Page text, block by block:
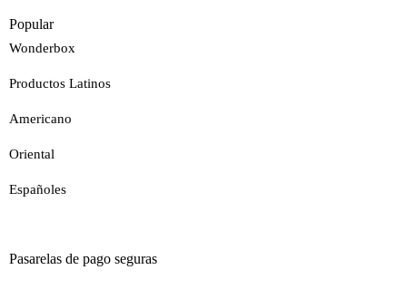
Popular
Wonderbox
Productos Latinos
Americano
Oriental
Españoles
Pasarelas de pago seguras